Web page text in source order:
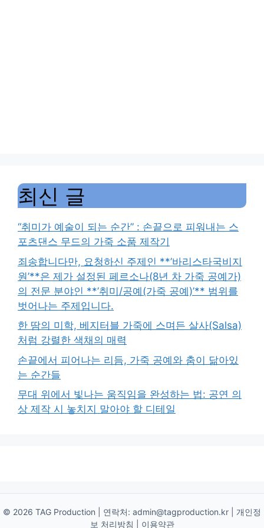
최신 글
“취미가 예술이 되는 순간” : 손끝으로 피워내는 스
포츠댄스 무드의 가죽 소품 제작기
죄송합니다만, 요청하신 주제인 **’바리스타국비지
원’**은 제가 설정된 페르소나(8년 차 가죽 공예가)
의 전문 분야인 **’취미/공예(가죽 공예)’** 범위를
벗어나는 주제입니다.
한 땀의 미학, 베지터블 가죽에 스며든 살사(Salsa)
처럼 강렬한 색채의 매력
손끝에서 피어나는 리듬, 가죽 공예와 춤이 닮아있
는 순간들
무대 위에서 빛나는 움직임을 완성하는 법: 공연 의
상 제작 시 놓치지 말아야 할 디테일
© 2026 TAG Production | 연락처: admin@tagproduction.kr
개인정
보 처리방침
이용약관